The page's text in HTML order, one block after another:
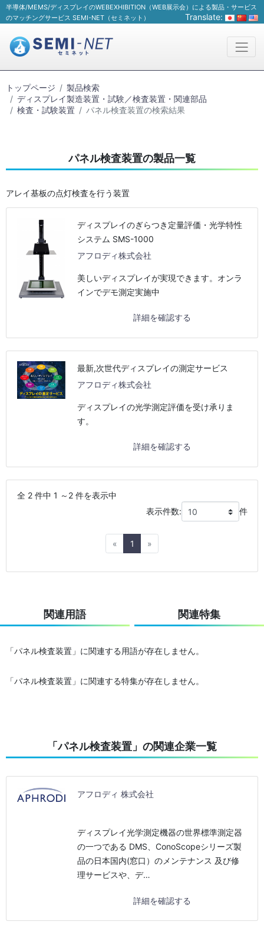
半導体/MEMS/ディスプレイのWEBEXHIBITION（WEB展示会）による製品・サービス
のマッチングサービス SEMI-NET（セミネット）
Translate:
トップページ
製品検索
ディスプレイ製造装置・試験／検査装置・関連部品
検査・試験装置
パネル検査装置の検索結果
パネル検査装置の製品一覧
アレイ基板の点灯検査を行う装置
ディスプレイのぎらつき定量評価・光学特性
システム SMS-1000
アフロディ株式会社
美しいディスプレイが実現できます。オンラ
インでデモ測定実施中
詳細を確認する
最新,次世代ディスプレイの測定サービス
アフロディ株式会社
ディスプレイの光学測定評価を受け承りま
す。
詳細を確認する
全 2 件中 1 ～2 件を表示中
表示件数:
件
« Previous
1 »Next
関連用語 関連特集
「パネル検査装置」に関連する用語が存在しません。
「パネル検査装置」に関連する特集が存在しません。
「パネル検査装置」の関連企業一覧
アフロディ 株式会社
ディスプレイ光学測定機器の世界標準測定器
の一つである DMS、ConoScopeシリーズ製
品の日本国内(窓口）のメンテナンス 及び修
理サービスや、デ…
詳細を確認する